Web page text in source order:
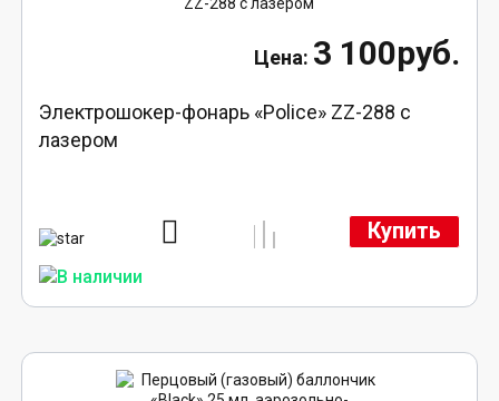
3 100руб.
Электрошокер-фонарь «Police» ZZ-288 с
лазером
Купить